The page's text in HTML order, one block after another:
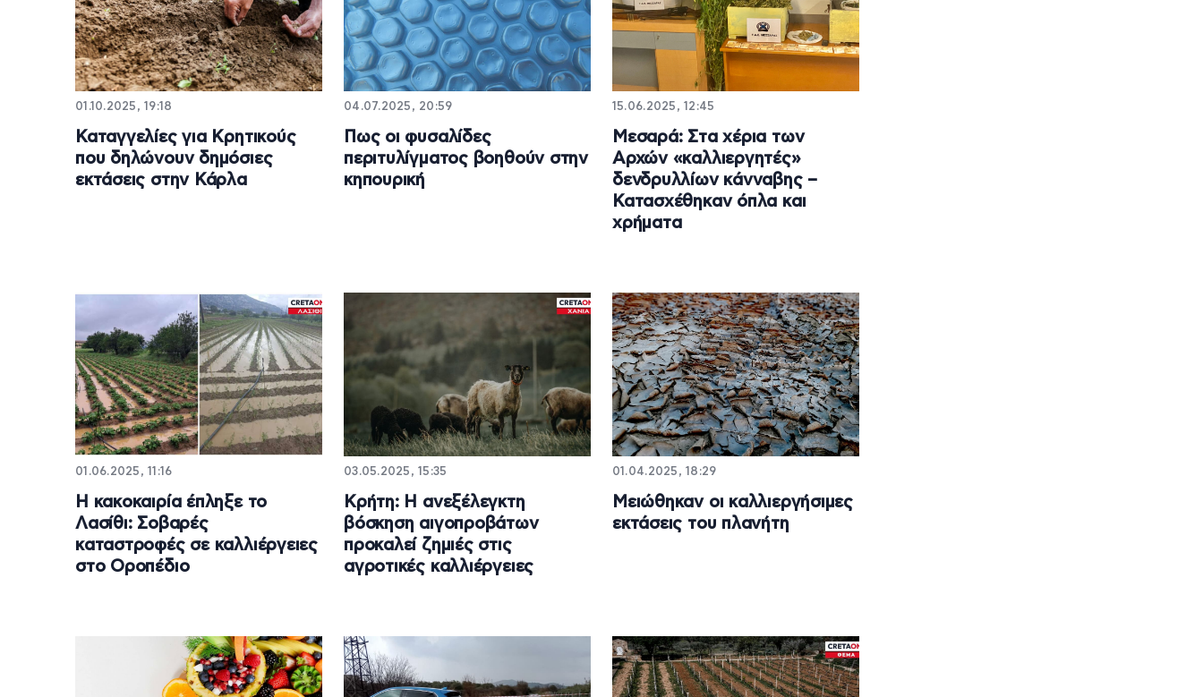
01.10.2025, 19:18
Καταγγελίες για Κρητικούς
που δηλώνουν δημόσιες
εκτάσεις στην Κάρλα
04.07.2025, 20:59
Πως οι φυσαλίδες
περιτυλίγματος βοηθούν στην
κηπουρική
15.06.2025, 12:45
Μεσαρά: Στα χέρια των
Αρχών «καλλιεργητές»
δενδρυλλίων κάνναβης –
Κατασχέθηκαν όπλα και
χρήματα
01.06.2025, 11:16
Η κακοκαιρία έπληξε το
Λασίθι: Σοβαρές
καταστροφές σε καλλιέργειες
στο Οροπέδιο
03.05.2025, 15:35
Κρήτη: Η ανεξέλεγκτη
βόσκηση αιγοπροβάτων
προκαλεί ζημιές στις
αγροτικές καλλιέργειες
01.04.2025, 18:29
Μειώθηκαν οι καλλιεργήσιμες
εκτάσεις του πλανήτη